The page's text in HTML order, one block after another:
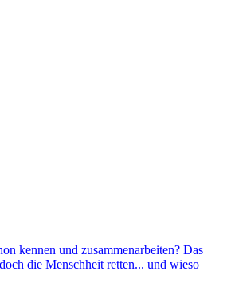
kennen und zusammenarbeiten? Das
die Menschheit retten... und wieso